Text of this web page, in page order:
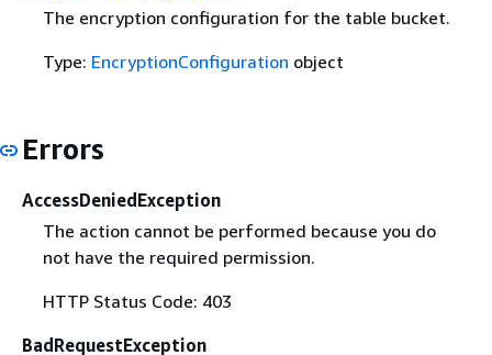
The encryption configuration for the table bucket.
Type: EncryptionConfiguration object
Errors
AccessDeniedException
The action cannot be performed because you do
not have the required permission.
HTTP Status Code: 403
BadRequestException